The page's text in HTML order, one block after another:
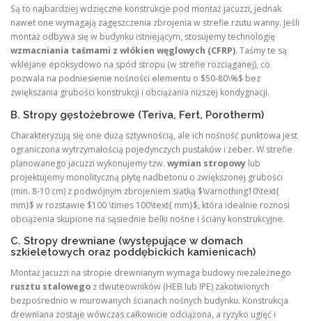
Są to najbardziej wdzięczne konstrukcje pod montaż jacuzzi, jednak
nawet one wymagają zagęszczenia zbrojenia w strefie rzutu wanny. Jeśli
montaż odbywa się w budynku istniejącym, stosujemy technologię
wzmacniania taśmami z włókien węglowych (CFRP). Taśmy te są
wklejane epoksydowo na spód stropu (w strefie rozciąganej), co
pozwala na podniesienie nośności elementu o $50-80\%$ bez
zwiększania grubości konstrukcji i obciążania niższej kondygnacji.
B. Stropy gęstożebrowe (Teriva, Fert, Porotherm)
Charakteryzują się one dużą sztywnością, ale ich nośność punktowa jest
ograniczona wytrzymałością pojedynczych pustaków i żeber. W strefie
planowanego jacuzzi wykonujemy tzw. wymian stropowy lub
projektujemy monolityczną płytę nadbetonu o zwiększonej grubości
(min. 8-10 cm) z podwójnym zbrojeniem siatką $\varnothing10\text{
mm}$ w rozstawie $100 \times 100\text{ mm}$, która idealnie roznosi
obciążenia skupione na sąsiednie belki nośne i ściany konstrukcyjne.
C. Stropy drewniane (występujące w domach
szkieletowych oraz poddębickich kamienicach)
Montaż jacuzzi na stropie drewnianym wymaga budowy niezależnego
rusztu stalowego z dwuteowników (HEB lub IPE) zakotwionych
bezpośrednio w murowanych ścianach nośnych budynku. Konstrukcja
drewniana zostaje wówczas całkowicie odciążona, a ryzyko ugięć i